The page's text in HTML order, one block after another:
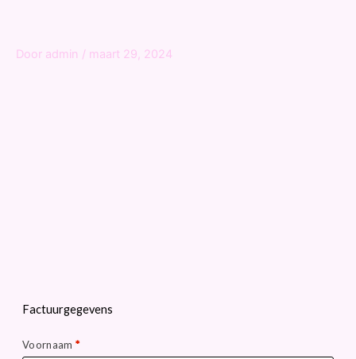
Door admin / maart 29, 2024
Factuurgegevens
Voornaam *